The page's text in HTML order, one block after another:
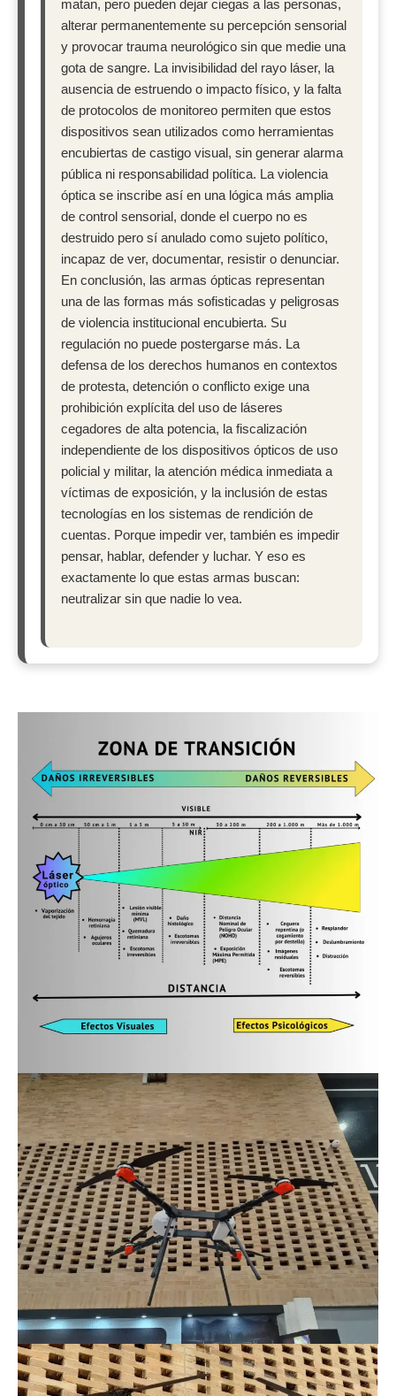
matan, pero pueden dejar ciegas a las personas,
alterar permanentemente su percepción sensorial
y provocar trauma neurológico sin que medie una
gota de sangre. La invisibilidad del rayo láser, la
ausencia de estruendo o impacto físico, y la falta
de protocolos de monitoreo permiten que estos
dispositivos sean utilizados como herramientas
encubiertas de castigo visual, sin generar alarma
pública ni responsabilidad política. La violencia
óptica se inscribe así en una lógica más amplia
de control sensorial, donde el cuerpo no es
destruido pero sí anulado como sujeto político,
incapaz de ver, documentar, resistir o denunciar.
En conclusión, las armas ópticas representan
una de las formas más sofisticadas y peligrosas
de violencia institucional encubierta. Su
regulación no puede postergarse más. La
defensa de los derechos humanos en contextos
de protesta, detención o conflicto exige una
prohibición explícita del uso de láseres
cegadores de alta potencia, la fiscalización
independiente de los dispositivos ópticos de uso
policial y militar, la atención médica inmediata a
víctimas de exposición, y la inclusión de estas
tecnologías en los sistemas de rendición de
cuentas. Porque impedir ver, también es impedir
pensar, hablar, defender y luchar. Y eso es
exactamente lo que estas armas buscan:
neutralizar sin que nadie lo vea.